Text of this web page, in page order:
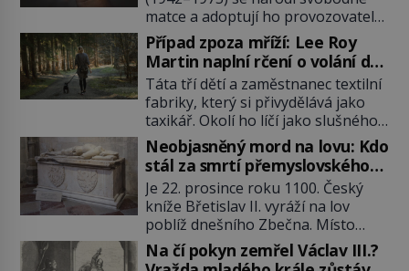
matce a adoptují ho provozovatelé
pečovatelského domu Charles a
Katharine Schmidovi. Synek jim
mnoho radosti nepřinese. Mezi
přáteli v arizonském Tusconu se
mu přezdívá Krysař. Je to pohledný
a charismatický mladík, kterému to
ve škole dvakrát nejde. Exceluje ale
v tělocviku. Škola si díky němu
může vystavit […]
Případ zpoza mříží: Lee Roy
Martin naplní rčení o volání do
lesa
Táta tří dětí a zaměstnanec textilní
fabriky, který si přivydělává jako
taxikář. Okolí ho líčí jako slušného
člověka. To je Lee Roy Martin
(1937–1972), jinak též Škrtič z
Gaffney, městečka v Jižní Karolíně.
Mezi lety 1967 až 1968 zavraždí dvě
ženy a dvě dívky. Dne 20. května
1967 znásilní a zavraždí 32letou
Annie Lucille Dedmondovou. […]
Neobjasněný mord na lovu: Kdo
stál za smrtí přemyslovského
knížete Břetislava II.?
Je 22. prosince roku 1100. Český
kníže Břetislav II. vyráží na lov
poblíž dnešního Zbečna. Místo
návratu na Pražský hrad však
přichází smrt. Muž na něj zaútočí
Na čí pokyn zemřel Václav III.?